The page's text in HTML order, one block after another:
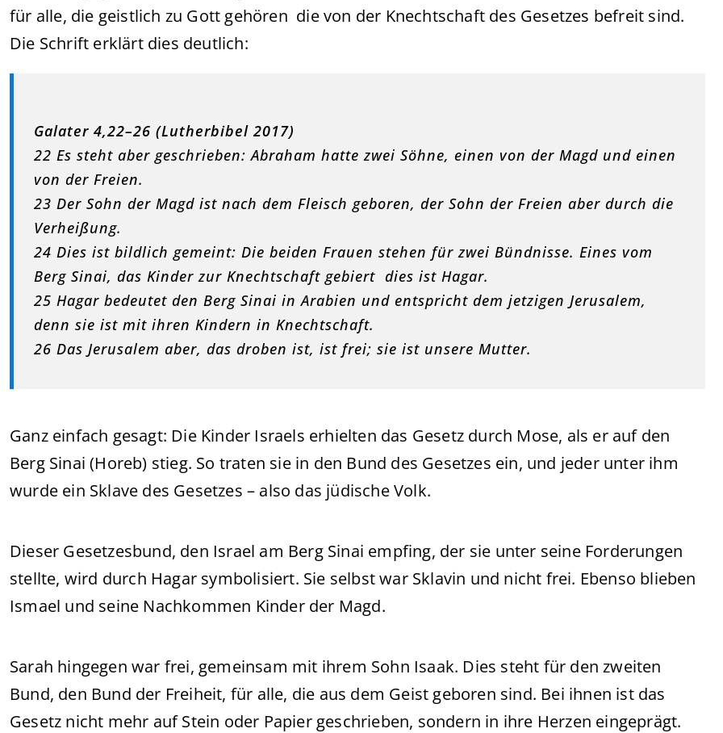
für alle, die geistlich zu Gott gehören die von der Knechtschaft des Gesetzes befreit sind.
Die Schrift erklärt dies deutlich:
Galater 4,22–26 (Lutherbibel 2017)
22 Es steht aber geschrieben: Abraham hatte zwei Söhne, einen von der Magd und einen
von der Freien.
23 Der Sohn der Magd ist nach dem Fleisch geboren, der Sohn der Freien aber durch die
Verheißung.
24 Dies ist bildlich gemeint: Die beiden Frauen stehen für zwei Bündnisse. Eines vom
Berg Sinai, das Kinder zur Knechtschaft gebiert dies ist Hagar.
25 Hagar bedeutet den Berg Sinai in Arabien und entspricht dem jetzigen Jerusalem,
denn sie ist mit ihren Kindern in Knechtschaft.
26 Das Jerusalem aber, das droben ist, ist frei; sie ist unsere Mutter.
Ganz einfach gesagt: Die Kinder Israels erhielten das Gesetz durch Mose, als er auf den
Berg Sinai (Horeb) stieg. So traten sie in den Bund des Gesetzes ein, und jeder unter ihm
wurde ein Sklave des Gesetzes – also das jüdische Volk.
Dieser Gesetzesbund, den Israel am Berg Sinai empfing, der sie unter seine Forderungen
stellte, wird durch Hagar symbolisiert. Sie selbst war Sklavin und nicht frei. Ebenso blieben
Ismael und seine Nachkommen Kinder der Magd.
Sarah hingegen war frei, gemeinsam mit ihrem Sohn Isaak. Dies steht für den zweiten
Bund, den Bund der Freiheit, für alle, die aus dem Geist geboren sind. Bei ihnen ist das
Gesetz nicht mehr auf Stein oder Papier geschrieben, sondern in ihre Herzen eingeprägt.